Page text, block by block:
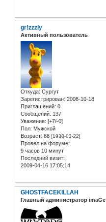
gr!zzzly
Активный пользователь
Откуда: Сургут
Зарегистрирован: 2008-10-18
Приглашений: 0
Сообщений: 137
Уважение: [+7/-0]
Пол: Мужской
Возраст: 88 [1938-03-22]
Провел на форуме:
9 часов 10 минут
Последний визит:
2009-04-16 17:05:14
GHOSTFACEKILLAH
Главный администратор imaGe